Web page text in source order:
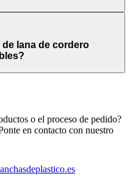
lana de cordero
o el proceso de pedido?
en contacto con nuestro